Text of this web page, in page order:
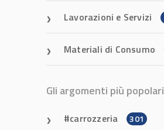
Lavorazioni e Servizi
Materiali di Consumo
Gli argomenti più popolari
carrozzeria 301